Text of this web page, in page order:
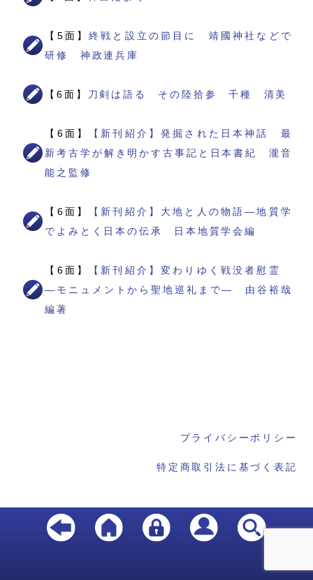
【5面】終戦と設立の節目に 靖國神社などで
研修 神政連兵庫
【6面】 刀剣は語る その陸拾参 千種 清美
【6面】
【新刊紹介】発掘された日本神話 最
新考古学が解き明かす古事記と日本書紀 瀧音
能之監修
【6面】
【新刊紹介】大地と人の物語―地質学
でよみとく日本の伝承 日本地質学会編
【6面】
【新刊紹介】変わりゆく戦没者慰霊
―モニュメントから聖地巡礼まで― 由谷裕哉
編著
プライバシーポリシー
特定商取引法に基づく表記